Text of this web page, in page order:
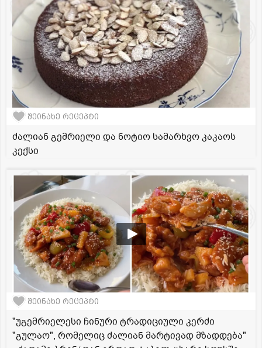
შეინახე რეცეპტი
ძალიან გემრიელი და ნოტიო სამარხვო კაკაოს
კექსი
შეინახე რეცეპტი
"უგემრიელესი ჩინური ტრადიციული კერძი
"გულაო", რომელიც ძალიან მარტივად მზადდება"